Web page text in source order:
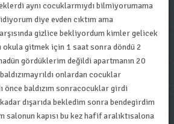
aynı cocuklarmıydı bilmiyorumama
diye evden cıktım ama
gizlice bekliyordum kimler gelicek
okula gitmek için 1 saat sonra döndü 2
gördüklerim değildi apartmanın 20
onlardan cocuklar
önce baldızım sonracocuklar girdi
dışarıda bekledim sonra bendegirdim
salonun kapısı bu kez hafif aralıktısalona